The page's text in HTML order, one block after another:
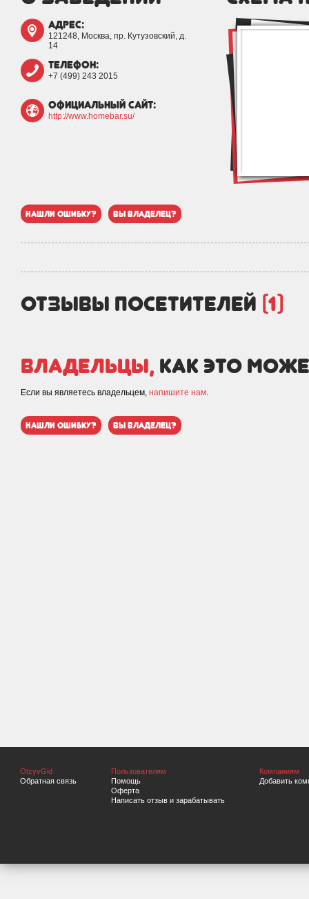
адрес:
121248, Москва, пр. Кутузовский, д.
14
телефон:
+7 (499) 243 2015
официальный сайт:
http://www.homebar.su/
нашли ошибку? вы владелец?
отзывы посетителей (1)
Владельцы, как это
Если вы являетесь владельцем, напишите нам.
нашли ошибку? вы владелец?
OtzyvGid
Обратная связь
Пользователям
Помощь
Оферта
Написать отзыв и зарабатывать
Компаниям
Добавить